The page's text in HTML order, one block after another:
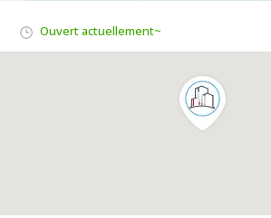
Ouvert actuellement~